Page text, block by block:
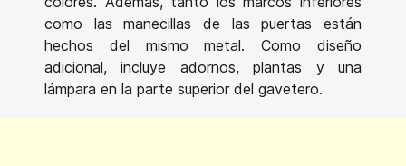
como las manecillas de las puertas están
hechos del mismo metal. Como diseño
adicional, incluye adornos, plantas y una
lámpara en la parte superior del gavetero.